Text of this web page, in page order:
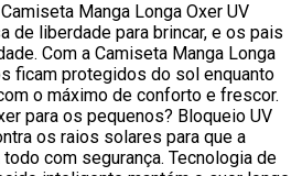
Manga Longa Oxer UV
de liberdade para brincar, e os pais
Com a Camiseta Manga Longa
ficam protegidos do sol enquanto
o máximo de conforto e frescor.
para os pequenos? Bloqueio UV
os raios solares para que a
com segurança. Tecnologia de